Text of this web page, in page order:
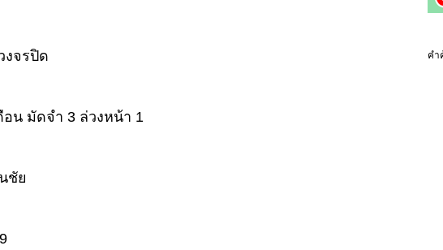
งจรปิด
อน มัดจำ 3 ล่วงหน้า 1
ชัย
คำ